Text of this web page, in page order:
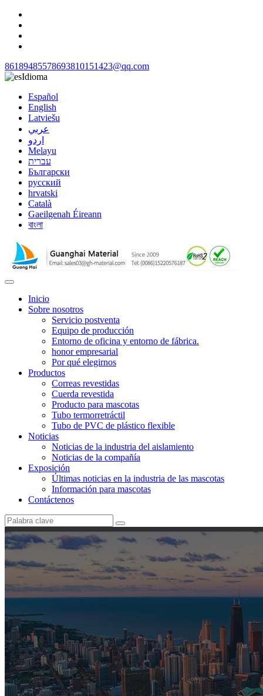
86189485578693810151423@qq.com
Idioma
Español
English
Latviešu
عربي
اردو
Melayu
עברית
Български
русский
hrvatski
Català
Gaeilgenah Éireann
বাংলা
Inicio
Sobre nosotros
Servicio postventa
Equipo de producción
Entorno de oficina y entorno de fábrica.
honor empresarial
Por qué elegirnos
Productos
Correas revestidas
Cuerda revestida
Producto para mascotas
Tubo termorretráctil
Tubo de PVC de plástico flexible
Noticias
Noticias de la industria del aislamiento
Noticias de la compañía
Exposición
Últimas noticias en la industria de las mascotas
Información para mascotas
Contáctenos